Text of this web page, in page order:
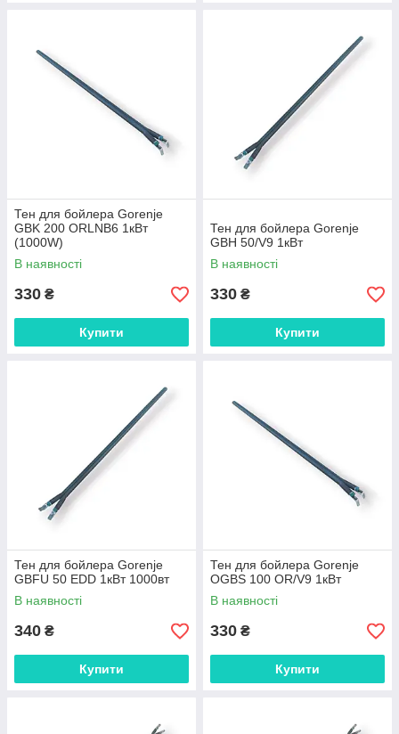
Тен для бойлера Gorenje
GBK 200 ORLNB6 1кВт
(1000W)
В наявності
330 ₴
Купити
Тен для бойлера Gorenje
GBH 50/V9 1кВт
В наявності
330 ₴
Купити
Тен для бойлера Gorenje
GBFU 50 EDD 1кВт 1000вт
В наявності
340 ₴
Купити
Тен для бойлера Gorenje
OGBS 100 OR/V9 1кВт
В наявності
330 ₴
Купити